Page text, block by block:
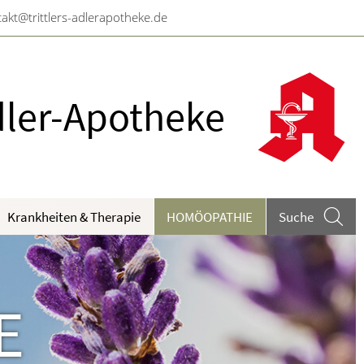
Apotheke
A-Z
Krankheiten & Therapie
und Harnwege
und Unfallmedizin
Erkrankungen
HOMÖOPATHIE Suche
adlerapotheke.de